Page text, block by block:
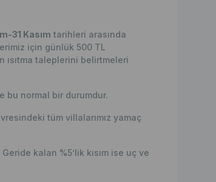
31 Kasım tarihleri arasında
için günlük 500 TL
ısıtma taleplerini belirtmeleri
bu normal bir durumdur.
tüm villalarımız yamaç
kalan %5’lik kısım ise uç ve